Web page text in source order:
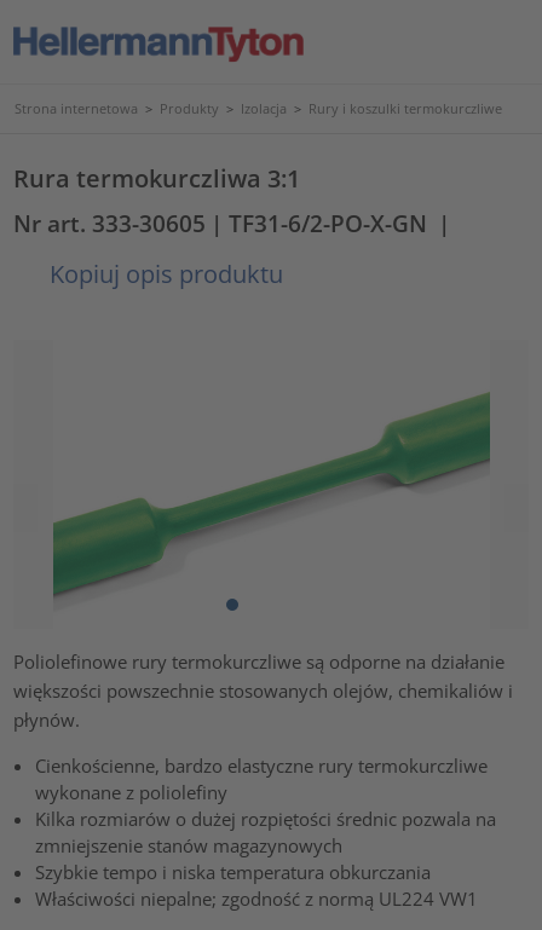
Strona internetowa > Produkty > Izolacja > Rury i koszulki termokurczliwe
Rura termokurczliwa 3:1
Nr art. 333-30605 | TF31-6/2-PO-X-GN |
Kopiuj opis produktu
Poliolefinowe rury termokurczliwe są odporne na działanie
większości powszechnie stosowanych olejów, chemikaliów i
płynów.
Cienkościenne, bardzo elastyczne rury termokurczliwe
wykonane z poliolefiny
Kilka rozmiarów o dużej rozpiętości średnic pozwala na
zmniejszenie stanów magazynowych
Szybkie tempo i niska temperatura obkurczania
Właściwości niepalne; zgodność z normą UL224 VW1